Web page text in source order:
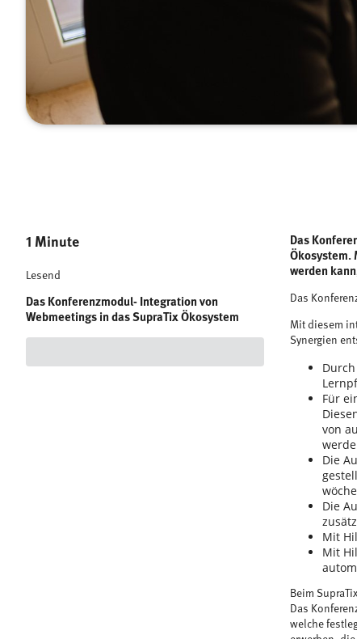
1 Minute
Lesend
Das Konferenzmodul- Integration von
Webmeetings in das SupraTix Ökosystem
Das
Ökosystem.
werden
Das
Mit diesem
Synergien
Für
von
Die
Die
Mit
Mit
Beim
Das
welche